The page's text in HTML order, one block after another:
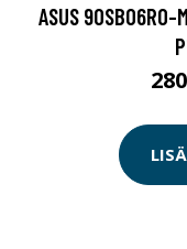
ASUS 90SB06R0-